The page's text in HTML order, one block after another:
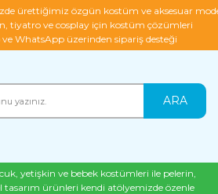
ürettiğimiz özgün kostüm ve aksesuar
tiyatro ve cosplay için kostüm çözümleri
WhatsApp üzerinden sipariş desteği
ARA
yetişkin ve bebek kostümleri ile pelerin,
tasarım ürünleri kendi atölyemizde özenle